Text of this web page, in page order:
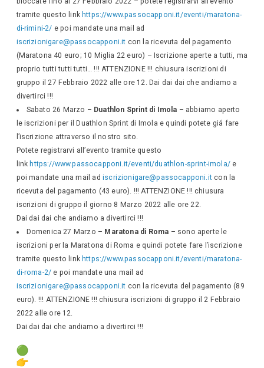
tramite questo link https://www.passocapponi.it/eventi/maratona-
di-rimini-2/ e poi mandate una mail ad
iscrizionigare@passocapponi.it con la ricevuta del pagamento
(Maratona 40 euro; 10 Miglia 22 euro) – Iscrizione aperte a tutti, ma
proprio tutti tutti tutti… !!! ATTENZIONE !!! chiusura iscrizioni di
gruppo il 27 Febbraio 2022 alle ore 12. Dai dai dai che andiamo a
divertirci !!!
Sabato 26 Marzo – Duathlon Sprint di Imola – abbiamo aperto
le iscrizioni per il Duathlon Sprint di Imola e quindi potete giá fare
l’iscrizione attraverso il nostro sito.
Potete registrarvi all’evento tramite questo
link https://www.passocapponi.it/eventi/duathlon-sprint-imola/e
poi mandate una mail adiscrizionigare@passocapponi.itcon la
ricevuta del pagamento (43 euro). !!! ATTENZIONE !!! chiusura
iscrizioni di gruppo il giorno 8 Marzo 2022 alle ore 22.
Dai dai dai che andiamo a divertirci !!!
Domenica 27 Marzo – Maratona di Roma – sono aperte le
iscrizioni per la Maratona di Roma e quindi potete fare l’iscrizione
tramite questo link https://www.passocapponi.it/eventi/maratona-
di-roma-2/ e poi mandate una mail ad
iscrizionigare@passocapponi.it con la ricevuta del pagamento (89
euro). !!! ATTENZIONE !!! chiusura iscrizioni di gruppo il 2 Febbraio
2022 alle ore 12.
Dai dai dai che andiamo a divertirci !!!